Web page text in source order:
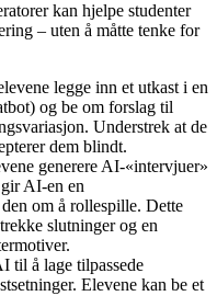
kan hjelpe studenter
– uten å måtte tenke for
legge inn et utkast i en
og be om forslag til
Understrek at de
dem blindt.
generere AI-«intervjuer»
AI-en en
om å rollespille. Dette
slutninger og en
til å lage tilpassede
Elevene kan be et